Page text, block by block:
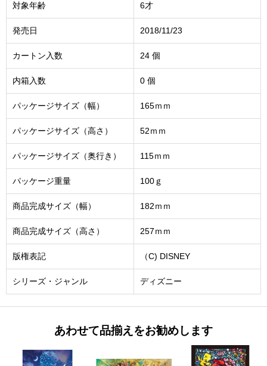
対象年齢 6才
発売日 2018/11/23
カートン入数 24 個
内箱入数 0 個
パッケージサイズ（幅） 165ｍｍ
パッケージサイズ（高さ） 52ｍｍ
パッケージサイズ（奥行き） 115ｍｍ
パッケージ重量 100ｇ
商品完成サイズ（幅） 182ｍｍ
商品完成サイズ（高さ） 257ｍｍ
版権表記 （C) DISNEY
シリーズ・ジャンル ディズニー
あわせて品揃えをお勧めします